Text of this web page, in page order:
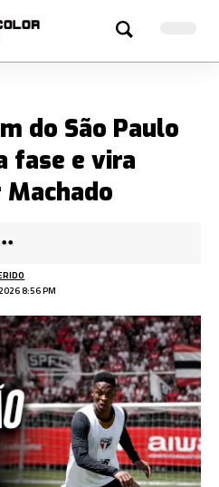
do São Paulo
fase e vira
Machado
8:56 PM